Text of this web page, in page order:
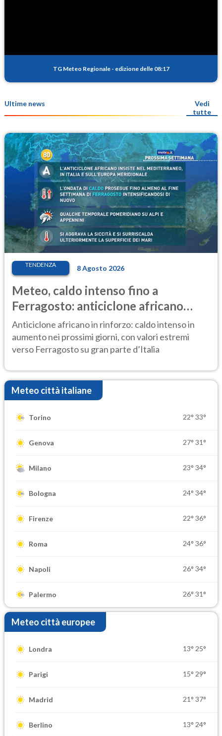
TG Meteo Regionale - edizione delle 08:17
Ultime news
Vedi
tutte
TENDENZA 8 Agosto 2026
Meteo, caldo intenso fino a
Ferragosto: anticiclone africano
ancora protagonista
Anticiclone africano in rinforzo: caldo intenso in
aumento nei prossimi giorni, con valori estremi
verso Ferragosto su gran parte d’Italia
Meteo città italiane
Torino 22° 33°
Genova 27° 31°
Milano 23° 34°
Bologna 24° 34°
Firenze 22° 36°
Roma 24° 36°
Napoli 26° 34°
Palermo 26° 31°
Meteo città europee
Londra 13° 25°
Parigi 15° 29°
Madrid 21° 37°
Berlino 13° 24°